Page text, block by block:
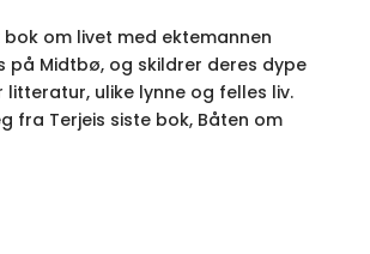
bok om livet med ektemannen
på Midtbø, og skildrer deres dype
litteratur, ulike lynne og felles liv.
fra Terjeis siste bok, Båten om